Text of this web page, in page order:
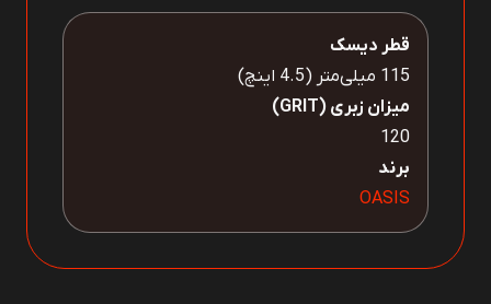
قطر دیسک
115 میلی‌متر (4.5 اینچ)
میزان زبری (GRIT)
120
برند
OASIS